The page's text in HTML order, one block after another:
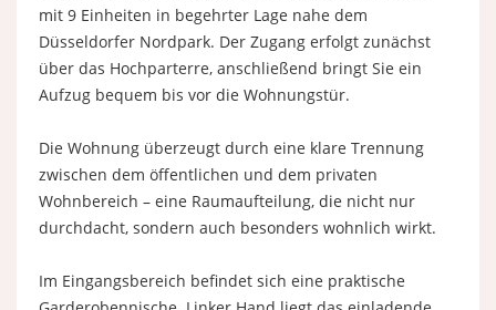
mit 9 Einheiten in begehrter Lage nahe dem
Düsseldorfer Nordpark. Der Zugang erfolgt zunächst
über das Hochparterre, anschließend bringt Sie ein
Aufzug bequem bis vor die Wohnungstür.
Die Wohnung überzeugt durch eine klare Trennung
zwischen dem öffentlichen und dem privaten
Wohnbereich – eine Raumaufteilung, die nicht nur
durchdacht, sondern auch besonders wohnlich wirkt.
Im Eingangsbereich befindet sich eine praktische